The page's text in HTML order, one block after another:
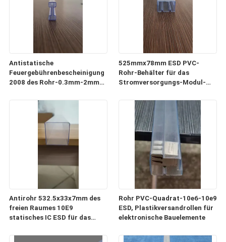
Antistatische
Feuergebührenbescheinigung
2008 des Rohr-0.3mm-2mm
525mmx78mm ESD PVC-
Rohr-Behälter für das
Stromversorgungs-Modul-
Antirohr 532.5x33x7mm des
freien Raumes 10E9
statisches IC ESD für das
Rohr PVC-Quadrat-10e6-10e9
ESD, Plastikversandrollen für
elektronische Bauelemente